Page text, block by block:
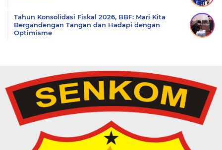
Tahun Konsolidasi Fiskal 2026, BBF: Mari Kita
Bergandengan Tangan dan Hadapi dengan
Optimisme